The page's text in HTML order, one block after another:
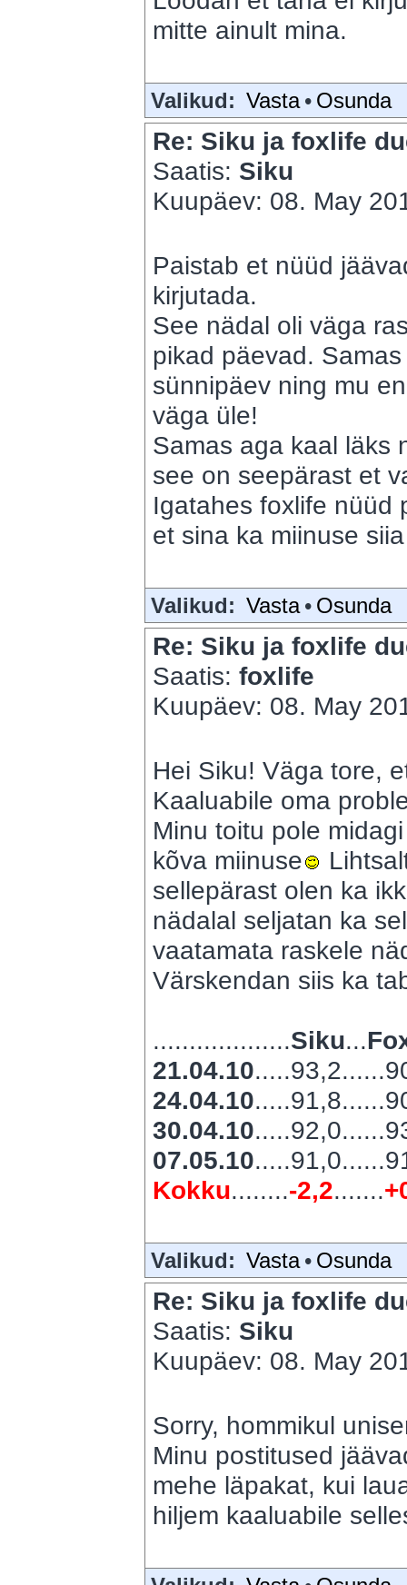
mitte ainult mina.
Valikud: Vasta • Osunda
Re: Siku ja foxlife
Saatis: Siku
Kuupäev: 08. May
Paistab et nüüd
kirjutada.
See nädal oli väga
pikad päevad.
sünnipäev ning mu
väga üle!
Samas aga kaal läks
see on seepärast et
Igatahes foxlife nüüd
et sina ka miinuse
Valikud: Vasta • Osunda
Re: Siku ja foxlife
Saatis: foxlife
Kuupäev: 08. May
Hei Siku! Väga tore,
Kaaluabile oma
Minu toitu pole
kõva miinuse
sellepärast olen ka
nädalal seljatan ka
vaatamata raskele
Värskendan siis ka
...................Siku...
21.04.10
24.04.10
30.04.10
07.05.10
Kokku........-2,2.......
Valikud: Vasta • Osunda
Re: Siku ja foxlife
Saatis: Siku
Kuupäev: 08. May
Sorry, hommikul
Minu postitused
mehe läpakat, kui
hiljem kaaluabile